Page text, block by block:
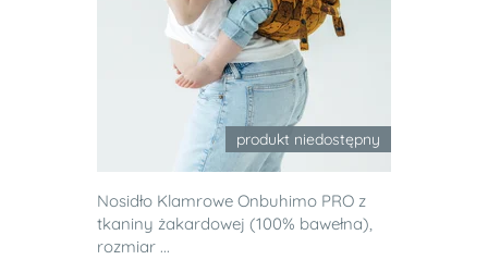
produkt niedostępny
Nosidło Klamrowe Onbuhimo PRO z
tkaniny żakardowej (100% bawełna),
rozmiar ...